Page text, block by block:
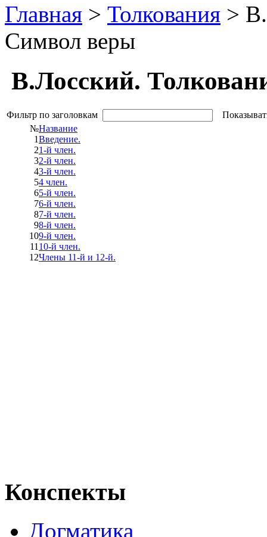
Главная > Толкования >
Символ веры
В.Лосский.
Фильтр по заголовкам
№Название
1Введение.
21-й член.
32-й член.
43-й член.
54 член.
65-й член.
76-й член.
87-й член.
98-й член.
109-й член.
11 10-й член.
12Члены 11-й и 12-й.
Конспекты
Догматика